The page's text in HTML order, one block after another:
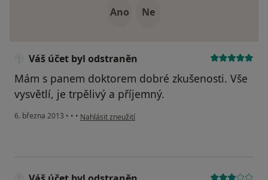
Ano Ne
Váš účet byl odstraněn
Mám s panem doktorem dobré zkušenosti. Vše
vysvětlí, je trpělivý a příjemný.
6. března 2013 • • • podle názoru uživatele Váš účet byl odstraněn
Nahlásit zneužití